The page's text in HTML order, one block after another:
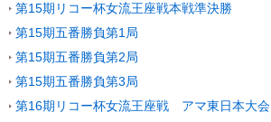
第15期リコー杯女流王座戦本戦準決勝
第15期五番勝負第1局
第15期五番勝負第2局
第15期五番勝負第3局
第16期リコー杯女流王座戦 アマ東日本大会